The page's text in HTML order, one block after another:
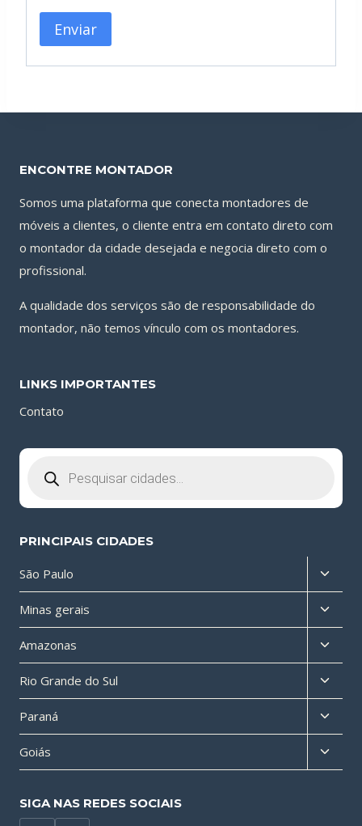
ENCONTRE MONTADOR
Somos uma plataforma que conecta montadores de
móveis a clientes, o cliente entra em contato direto com
o montador da cidade desejada e negocia direto com o
profissional.
A qualidade dos serviços são de responsabilidade do
montador, não temos vínculo com os montadores.
LINKS IMPORTANTES
Contato
produtos
PRINCIPAIS CIDADES
São Paulo
menu
filho
Minas gerais
menu
filho
Amazonas
menu
filho
Rio Grande do Sul
menu
filho
Paraná
menu
filho
Goiás
menu
SIGA NAS REDES SOCIAIS